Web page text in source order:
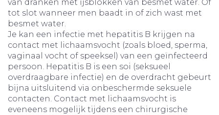
van dranken met ijsblokken van besmet water. Of
tot slot wanneer men baadt in of zich wast met
besmet water.
Je kan een infectie met hepatitis B krijgen na
contact met lichaamsvocht (zoals bloed, sperma,
vaginaal vocht of speeksel) van een geïnfecteerd
persoon. Hepatitis B is een soi (seksueel
overdraagbare infectie) en de overdracht gebeurt
bijna uitsluitend via onbeschermde seksuele
contacten. Contact met lichaamsvocht is
eveneens mogelijk tijdens een chirurgische